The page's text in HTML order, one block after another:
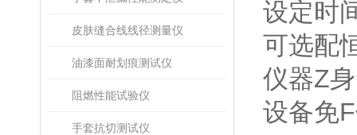
皮肤缝合线线径测量仪
油漆面耐划痕测试仪
阻燃性能试验仪
手套抗切测试仪
设定时
可选配
仪器Z
设备免F